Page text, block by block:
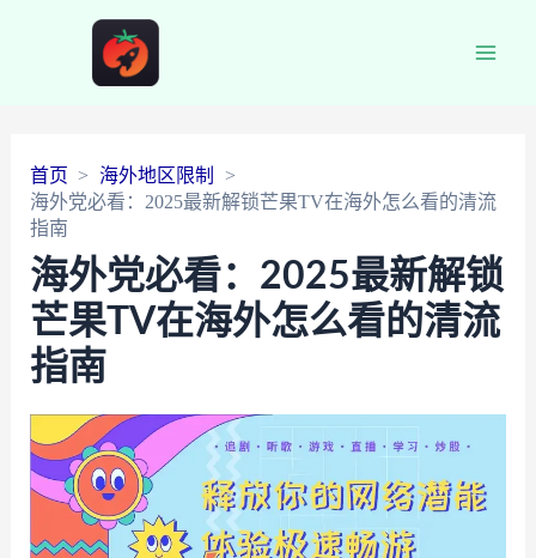
首页
海外地区限制
海外党必看：2025最新解锁芒果TV在海外怎么看的清流
指南
海外党必看：2025最新解锁
芒果TV在海外怎么看的清流
指南